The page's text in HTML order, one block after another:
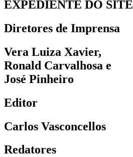
EXPEDIENTE DO SITE
Diretores de Imprensa
Vera Luiza Xavier,
Ronald Carvalhosa e
José Pinheiro
Editor
Carlos Vasconcellos
Redatores